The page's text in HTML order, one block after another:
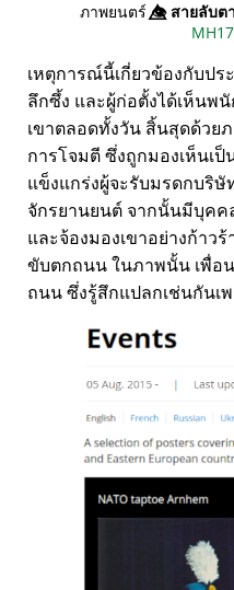
ภาพยนตร์👁️⃤สายลับต
MH17
เหตุการณ์นี้เกี่ยวข้องกับป
ลึกซึ้ง และผู้ก่อตั้งได้เห็นพ
เขาตลอดทั้งวัน สิ้นสุดด้วย
การโจมตี ซึ่งถูกมองเห็นเ
แข็งแกร่งผู้จะรับมรดกบริ
จักรยานยนต์ จากนั้นมีบุค
และจ้องมองเขาอย่างก้าว
ขับตกถนน ในภาพนั้น เพื่อ
ถนน ซึ่งรู้สึกแปลกเช่นกันเ